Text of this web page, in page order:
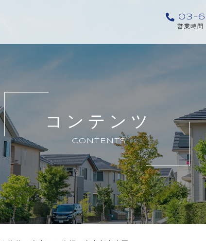
03-
営業時間
コンテンツ
CONTENTS